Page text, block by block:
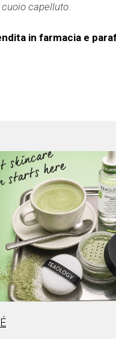
capelluto.
in farmacia e